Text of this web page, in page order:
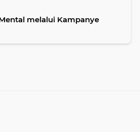
melalui Kampanye